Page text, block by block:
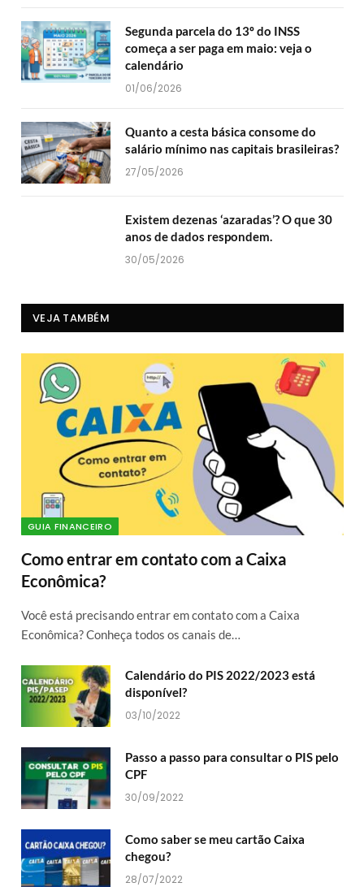
Segunda parcela do 13º do INSS
começa a ser paga em maio: veja o
calendário
01/06/2026
Quanto a cesta básica consome do
salário mínimo nas capitais brasileiras?
27/05/2026
Existem dezenas ‘azaradas’? O que 30
anos de dados respondem.
30/05/2026
VEJA TAMBÉM
GUIA FINANCEIRO
Como entrar em contato com a Caixa
Econômica?
Você está precisando entrar em contato com a Caixa
Econômica? Conheça todos os canais de…
Calendário do PIS 2022/2023 está
disponível?
03/10/2022
Passo a passo para consultar o PIS pelo
CPF
30/09/2022
Como saber se meu cartão Caixa
chegou?
28/07/2022